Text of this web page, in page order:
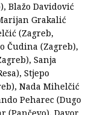
Blažo Davidović
Grakalić
(Zagreb,
Čudina (Zagreb),
Sanja
Stjepo
Nada Mihelčić
Peharec (Dugo